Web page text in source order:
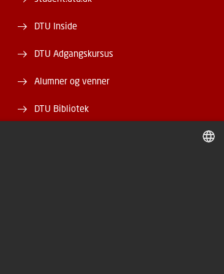
DTU Inside
DTU Adgangskursus
Alumner og venner
DTU Bibliotek